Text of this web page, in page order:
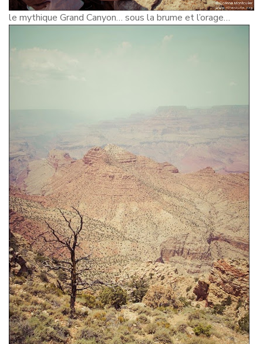
le mythique Grand Canyon… sous la brume et l’orage…